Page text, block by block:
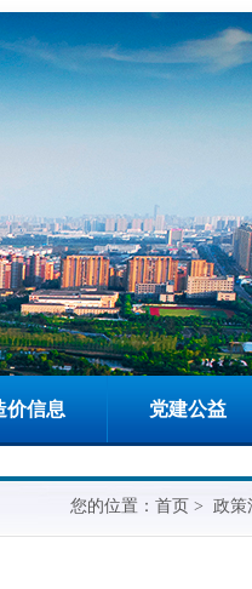
价信息 党建公益
您的位置： 首页 > 政策